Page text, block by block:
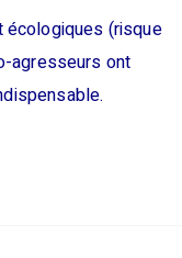
écologiques (risque
agresseurs ont